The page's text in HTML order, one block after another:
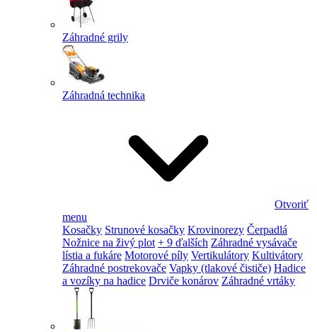
Záhradné grily
Záhradná technika
Otvoriť
menu
Kosačky Strunové kosačky Krovinorezy Čerpadlá
Nožnice na živý plot + 9 ďalších Záhradné vysávače
lístia a fukáre Motorové píly Vertikulátory Kultivátory
Záhradné postrekovače Vapky (tlakové čističe) Hadice
a vozíky na hadice Drviče konárov Záhradné vrtáky